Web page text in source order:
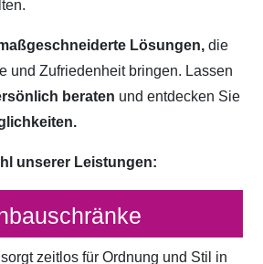
Lösungen, die
und Zufriedenheit bringen. Lassen
beraten und entdecken Sie
unserer Leistungen:
zeitlos für Ordnung und Stil in